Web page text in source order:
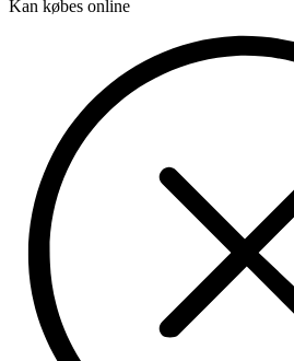
Kan købes online